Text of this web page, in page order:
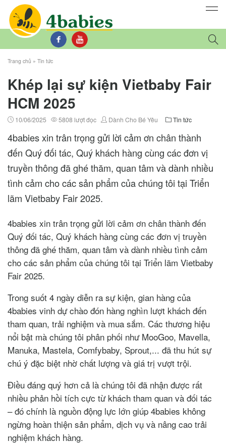
Trang chủ » Tin tức
Khép lại sự kiện Vietbaby Fair
HCM 2025
10/06/2025 5808 lượt đọc Dành Cho Bé Yêu Tin tức
4babies xin trân trọng gửi lời cảm ơn chân thành
đến Quý đối tác, Quý khách hàng cùng các đơn vị
truyền thông đã ghé thăm, quan tâm và dành nhiều
tình cảm cho các sản phẩm của chúng tôi tại Triển
lãm Vietbaby Fair 2025.
4babies xin trân trọng gửi lời cảm ơn chân thành đến
Quý đối tác, Quý khách hàng cùng các đơn vị truyền
thông đã ghé thăm, quan tâm và dành nhiều tình cảm
cho các sản phẩm của chúng tôi tại Triển lãm Vietbaby
Fair 2025.
Trong suốt 4 ngày diễn ra sự kiện, gian hàng của
4babies vinh dự chào đón hàng nghìn lượt khách đến
tham quan, trải nghiệm và mua sắm. Các thương hiệu
nổi bật mà chúng tôi phân phối như MooGoo, Mavella,
Manuka, Mastela, Comfybaby, Sprout,... đã thu hút sự
chú ý đặc biệt nhờ chất lượng và giá trị vượt trội.
Điều đáng quý hơn cả là chúng tôi đã nhận được rất
nhiều phản hồi tích cực từ khách tham quan và đối tác
– đó chính là nguồn động lực lớn giúp 4babies không
ngừng hoàn thiện sản phẩm, dịch vụ và nâng cao trải
nghiệm khách hàng.